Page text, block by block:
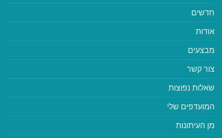
חדשים
אודות
מבצעים
צור קשר
שאלות נפוצות
המועדפים שלי
מן העיתונות